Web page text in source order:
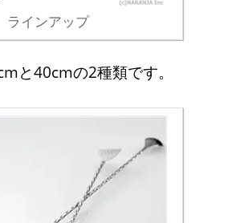
ラインアップ
と40cmの2種類です。